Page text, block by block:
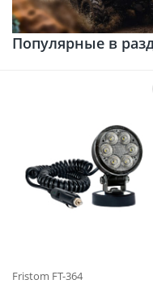
Популярные в
Fristom FT-364